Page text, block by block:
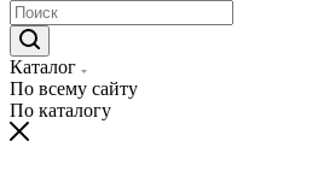
Каталог
По всему сайту
По каталогу